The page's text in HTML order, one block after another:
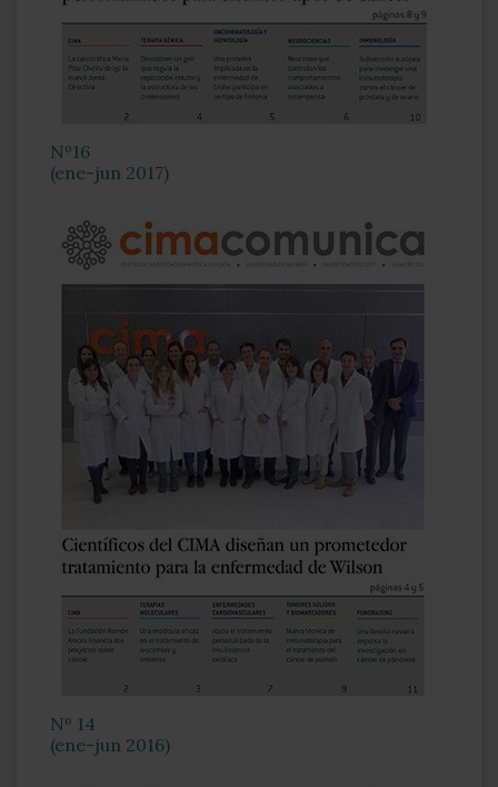
Nº16
(ene-jun 2017)
Nº 14
(ene-jun 2016)